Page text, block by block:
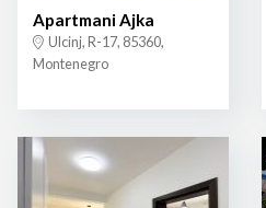
Apartmani Ajka
Ulcinj, R-17, 85360,
Montenegro